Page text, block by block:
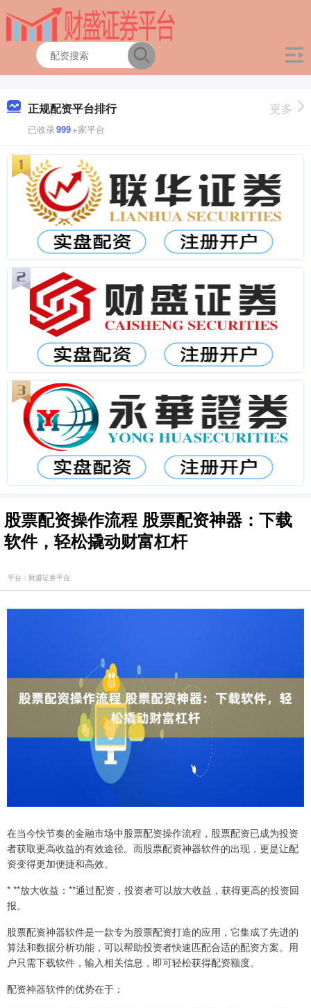
正规配资平台排行
已收录999+家平台
更多
股票配资操作流程 股票配资神器：下载
软件，轻松撬动财富杠杆
平台：财盛证券平台
在当今快节奏的金融市场中股票配资操作流程，股票配资已成为投资
者获取更高收益的有效途径。而股票配资神器软件的出现，更是让配
资变得更加便捷和高效。
* **放大收益：**通过配资，投资者可以放大收益，获得更高的投资回
报。
股票配资神器软件是一款专为股票配资打造的应用，它集成了先进的
算法和数据分析功能，可以帮助投资者快速匹配合适的配资方案。用
户只需下载软件，输入相关信息，即可轻松获得配资额度。
配资神器软件的优势在于：